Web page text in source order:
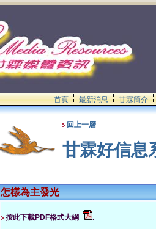
首頁 最新消息 甘霖簡介
回上一層
甘霖好信息
怎樣為主發光
按此下載PDF格式大綱 .